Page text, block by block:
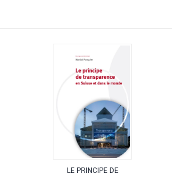
LE PRINCIPE DE